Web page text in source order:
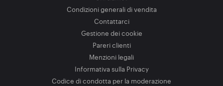
Condizioni generali di vendita
Contattarci
Gestione dei cookie
Pareri clienti
Menzioni legali
Informativa sulla Privacy
Codice di condotta per la moderazione